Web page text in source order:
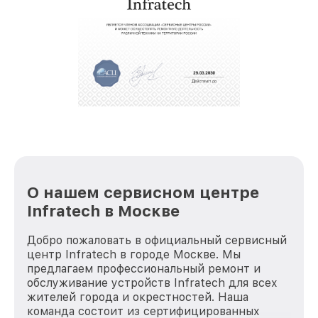
крупногабаритной техники, которые
обеспечат доставку устройств в сервис в
полной сохранности и бесплатно.
положительные отзывы и обрели отличную
репутацию. Мы постоянно совершенствуемся и
О нашем сервисном центре
Infratech в Москве
Добро пожаловать в официальный сервисный
центр Infratech в городе Москве. Мы
предлагаем профессиональный ремонт и
обслуживание устройств Infratech для всех
жителей города и окрестностей. Наша
команда состоит из сертифицированных